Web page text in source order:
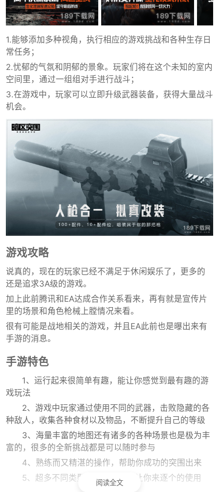
1.能够添加多种视角，执行相应的游戏挑战和各种生存日
常任务；
2.忧郁的气氛和阴郁的景象。玩家们将在这个未知的室内
空间里，通过一组组对手进行战斗；
3.在游戏中，玩家可以立即升级武器装备，获得大量战斗
机会。
游戏攻略
说真的，现在的玩家已经不满足于休闲娱乐了，更多的
还是追求3A级的游戏。
加上此前腾讯和EA达成合作关系看来，再有就是宣传片
里的场景和角色枪械上膛情况来看。
很有可能是战地相关的游戏，并且EA此前也是曝出来有
手游的消息。
手游特色
1、运行起来很简单有趣，能让你感觉到最有趣的游
戏玩法
2、游戏中玩家通过使用不同的武器，击败隐藏的各
种敌人，收集各种食材以及物品，不断提升自己的等级
3、海量丰富的地图还有诸多的各种场景也是极为丰
富的，很多的全新挑战都是可以随时参与
4、熟练而又精湛的操作，帮助你成功的突围出来
5、超多不同类型的武器，可以让你来逐个的使用
阅读全文